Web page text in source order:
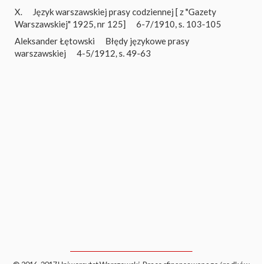
X.
Język warszawskiej prasy codziennej [ z "Gazety
Warszawskiej" 1925, nr 125]
6-7/1910, s. 103-105
Aleksander Łętowski
Błędy językowe prasy
warszawskiej
4-5/1912, s. 49-63